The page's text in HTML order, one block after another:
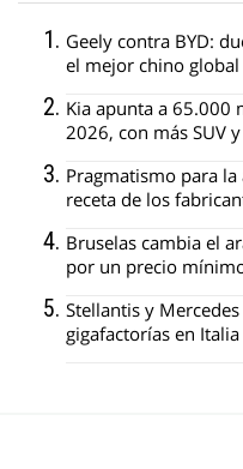
Geely contra BYD:
el mejor chino global
Kia apunta a 65.000
2026, con más SUV y
Pragmatismo para
receta de los
Bruselas cambia el
por un precio
Stellantis y
gigafactorías en